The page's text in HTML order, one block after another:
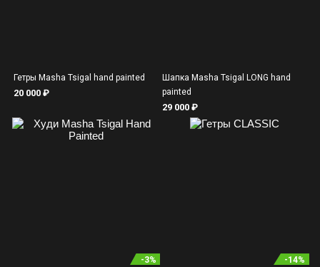
Гетры Masha Tsigal hand painted
20 000 ₽
Шапка Masha Tsigal LONG hand
painted
29 000 ₽
-3%
-14%